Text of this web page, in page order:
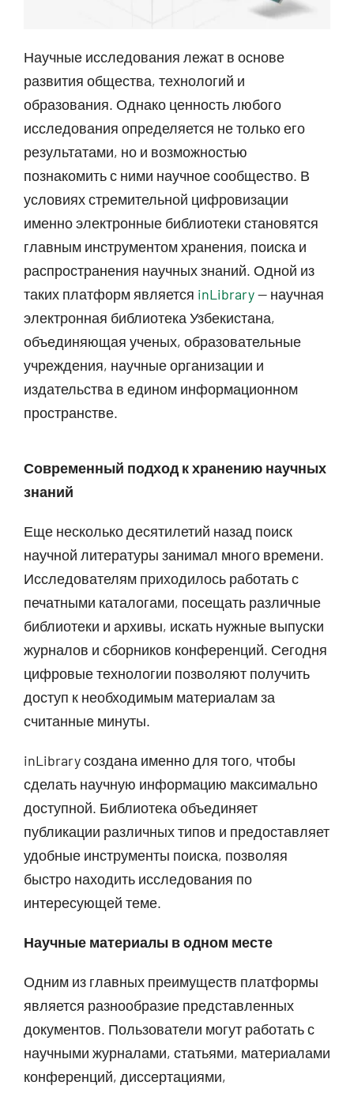
Научные исследования лежат в основе
развития общества, технологий и
образования. Однако ценность любого
исследования определяется не только его
результатами, но и возможностью
познакомить с ними научное сообщество. В
условиях стремительной цифровизации
именно электронные библиотеки становятся
главным инструментом хранения, поиска и
распространения научных знаний. Одной из
таких платформ является inLibrary— научная
электронная библиотека Узбекистана,
объединяющая ученых, образовательные
учреждения, научные организации и
издательства в едином информационном
пространстве.
Современный подход к хранению научных
знаний
Еще несколько десятилетий назад поиск
научной литературы занимал много времени.
Исследователям приходилось работать с
печатными каталогами, посещать различные
библиотеки и архивы, искать нужные выпуски
журналов и сборников конференций. Сегодня
цифровые технологии позволяют получить
доступ к необходимым материалам за
считанные минуты.
inLibrary создана именно для того, чтобы
сделать научную информацию максимально
доступной. Библиотека объединяет
публикации различных типов и предоставляет
удобные инструменты поиска, позволяя
быстро находить исследования по
интересующей теме.
Научные материалы в одном месте
Одним из главных преимуществ платформы
является разнообразие представленных
документов. Пользователи могут работать с
научными журналами, статьями, материалами
конференций, диссертациями,